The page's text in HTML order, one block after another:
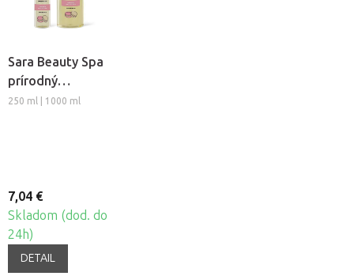
Sara Beauty Spa
prírodný
rastlinný
250 ml | 1000 ml
7,04 €
Skladom (dod. do
24h)
DETAIL